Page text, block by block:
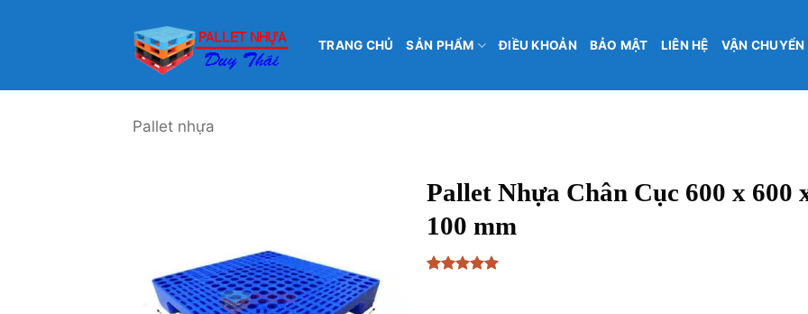
TRANG CHỦ SẢN PHẨM ĐIỀU KHOẢN BẢO MẬT LIÊN HỆ VẬN CHUYỂN
Pallet nhựa
Pallet Nhựa Chân Cục 600 x 600
100 mm